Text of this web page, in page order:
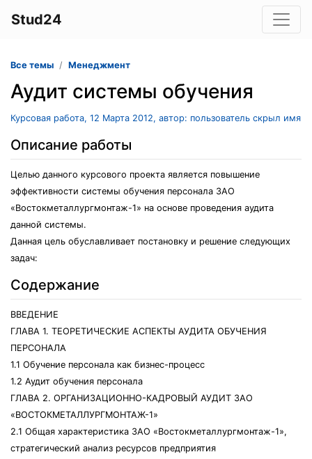
Stud24
Все темы Менеджмент
Аудит системы обучения
Курсовая работа, 12 Марта 2012, автор: пользователь скрыл имя
Описание работы
Целью данного курсового проекта является повышение
эффективности системы обучения персонала ЗАО
«Востокметаллургмонтаж-1» на основе проведения аудита
данной системы.
Данная цель обуславливает постановку и решение следующих
задач:
Содержание
ВВЕДЕНИЕ
ГЛАВА 1. ТЕОРЕТИЧЕСКИЕ АСПЕКТЫ АУДИТА ОБУЧЕНИЯ
ПЕРСОНАЛА
1.1 Обучение персонала как бизнес-процесс
1.2 Аудит обучения персонала
ГЛАВА 2. ОРГАНИЗАЦИОННО-КАДРОВЫЙ АУДИТ ЗАО
«ВОСТОКМЕТАЛЛУРГМОНТАЖ-1»
2.1 Общая характеристика ЗАО «Востокметаллургмонтаж-1»,
стратегический анализ ресурсов предприятия